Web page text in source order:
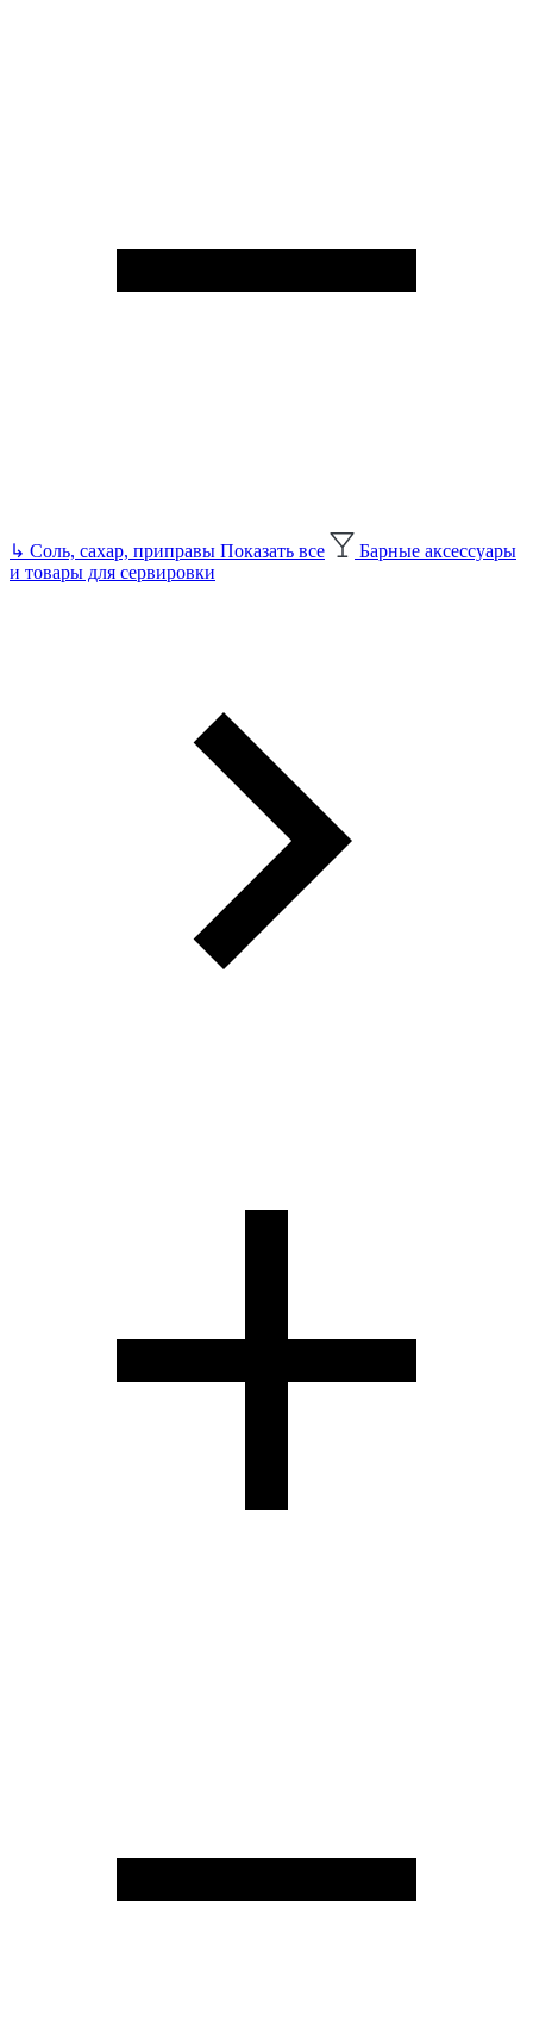
↳ Соль, сахар, приправы Показать все
Барные аксессуары
и товары для сервировки